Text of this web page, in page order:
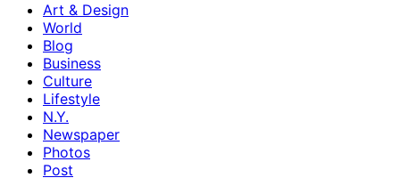
Art & Design
World
Blog
Business
Culture
Lifestyle
N.Y.
Newspaper
Photos
Post